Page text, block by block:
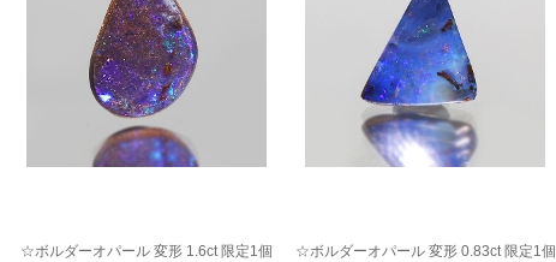
☆ボルダーオパール 変形 1.6ct 限定1個 ☆ボルダーオパール 変形 0.83ct 限定1個